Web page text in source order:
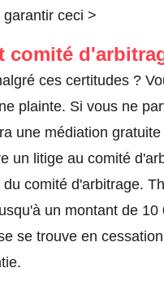
ceci >
comité
ces certitudes ?
plainte. Si vous ne
une médiation
un litige au comité
comité d'arbitrage.
un montant de
se trouve en